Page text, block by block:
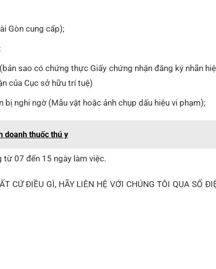
Gòn cung cấp);
sao có chứng thực Giấy chứng nhận đăng ký nhãn
của Cục sở hữu trí tuệ)
nghi ngờ (Mẫu vật hoặc ảnh chụp dấu hiệu vi phạm);
doanh thuốc thú y
07 đến 15 ngày làm việc.
CỨ ĐIỀU GÌ, HÃY LIÊN HỆ VỚI CHÚNG TÔI QUA SỐ